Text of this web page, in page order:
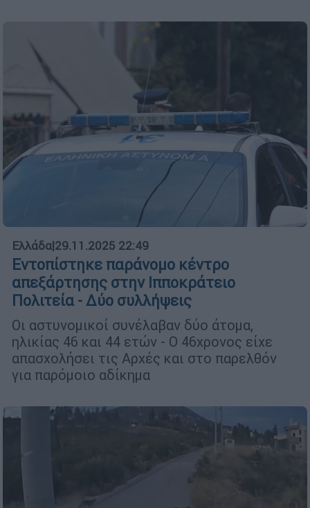
Ελλάδα|29.11.2025 22:49
Εντοπίστηκε παράνομο κέντρο
απεξάρτησης στην Ιπποκράτειο
Πολιτεία - Δύο συλλήψεις
Οι αστυνομικοί συνέλαβαν δύο άτομα,
ηλικίας 46 και 44 ετών - Ο 46χρονος είχε
απασχολήσει τις Αρχές και στο παρελθόν
για παρόμοιο αδίκημα